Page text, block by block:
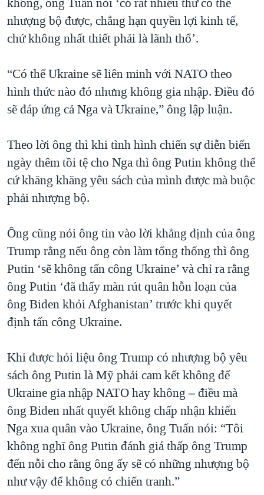
nhượng bộ được, chẳng hạn quyền lợi kinh tế,
chứ không nhất thiết phải là lãnh thổ’.
“Có thể Ukraine sẽ liên minh với NATO theo
hình thức nào đó nhưng không gia nhập. Điều đó
sẽ đáp ứng cả Nga và Ukraine,” ông lập luận.
Theo lời ông thì khi tình hình chiến sự diễn biến
ngày thêm tồi tệ cho Nga thì ông Putin không thể
cứ khăng khăng yêu sách của mình được mà buộc
phải nhượng bộ.
Ông cũng nói ông tin vào lời khẳng định của ông
Trump rằng nếu ông còn làm tổng thống thì ông
Putin ‘sẽ không tấn công Ukraine’ và chỉ ra rằng
ông Putin ‘đã thấy màn rút quân hỗn loạn của
ông Biden khỏi Afghanistan’ trước khi quyết
định tấn công Ukraine.
Khi được hỏi liệu ông Trump có nhượng bộ yêu
sách ông Putin là Mỹ phải cam kết không để
Ukraine gia nhập NATO hay không – điều mà
ông Biden nhất quyết không chấp nhận khiến
Nga xua quân vào Ukraine, ông Tuấn nói: “Tôi
không nghĩ ông Putin đánh giá thấp ông Trump
đến nỗi cho rằng ông ấy sẽ có những nhượng bộ
như vậy để không có chiến tranh.”